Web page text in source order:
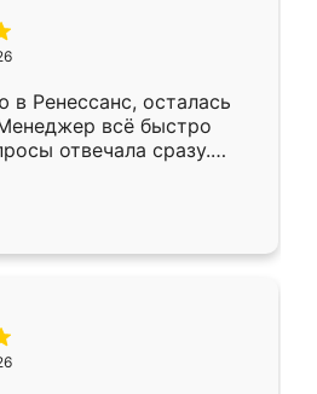
более разнообразный.
что-то потребуется из
только здесь.
в Ренессанс, осталась
всё быстро
отвечала сразу.
в субботу, подошёл к
Собрали
аккуратно, даже